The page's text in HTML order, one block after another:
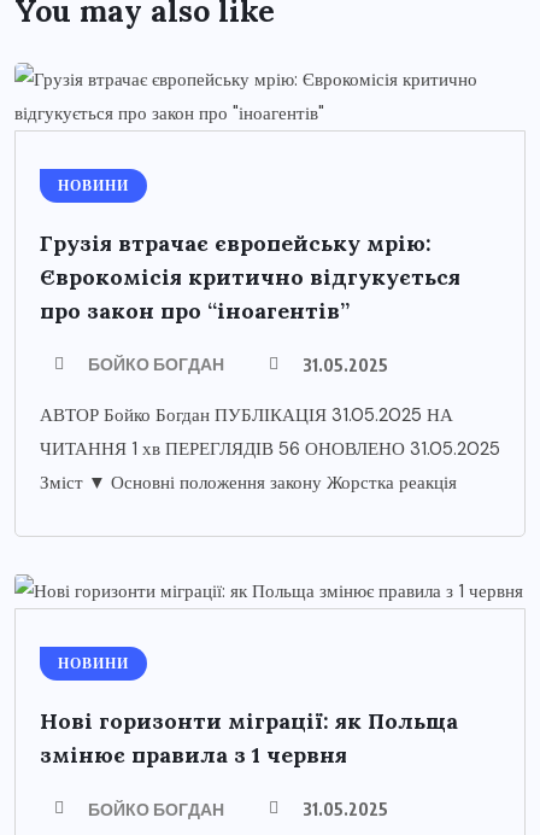
You may also like
НОВИНИ
Грузія втрачає європейську мрію:
Єврокомісія критично відгукується
про закон про “іноагентів”
БОЙКО БОГДАН 31.05.2025
АВТОР Бойко Богдан ПУБЛІКАЦІЯ 31.05.2025 НА
ЧИТАННЯ 1 хв ПЕРЕГЛЯДІВ 56 ОНОВЛЕНО 31.05.2025
Зміст ▼ Основні положення закону Жорстка реакція
НОВИНИ
Нові горизонти міграції: як Польща
змінює правила з 1 червня
БОЙКО БОГДАН 31.05.2025